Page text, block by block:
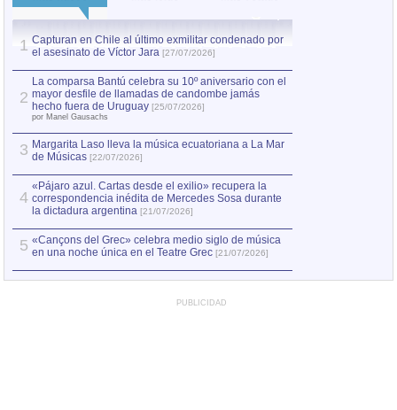
1 Capturan en Chile al último exmilitar condenado por
el asesinato de Víctor Jara [27/07/2026]
2
La comparsa Bantú celebra su 10º aniversario con el
mayor desfile de llamadas de candombe jamás
hecho fuera de Uruguay [25/07/2026]
por Manel Gausachs
3 Margarita Laso lleva la música ecuatoriana a La Mar
de Músicas [22/07/2026]
4
«Pájaro azul. Cartas desde el exilio» recupera la
correspondencia inédita de Mercedes Sosa durante
la dictadura argentina [21/07/2026]
5 «Cançons del Grec» celebra medio siglo de música
en una noche única en el Teatre Grec [21/07/2026]
PUBLICIDAD